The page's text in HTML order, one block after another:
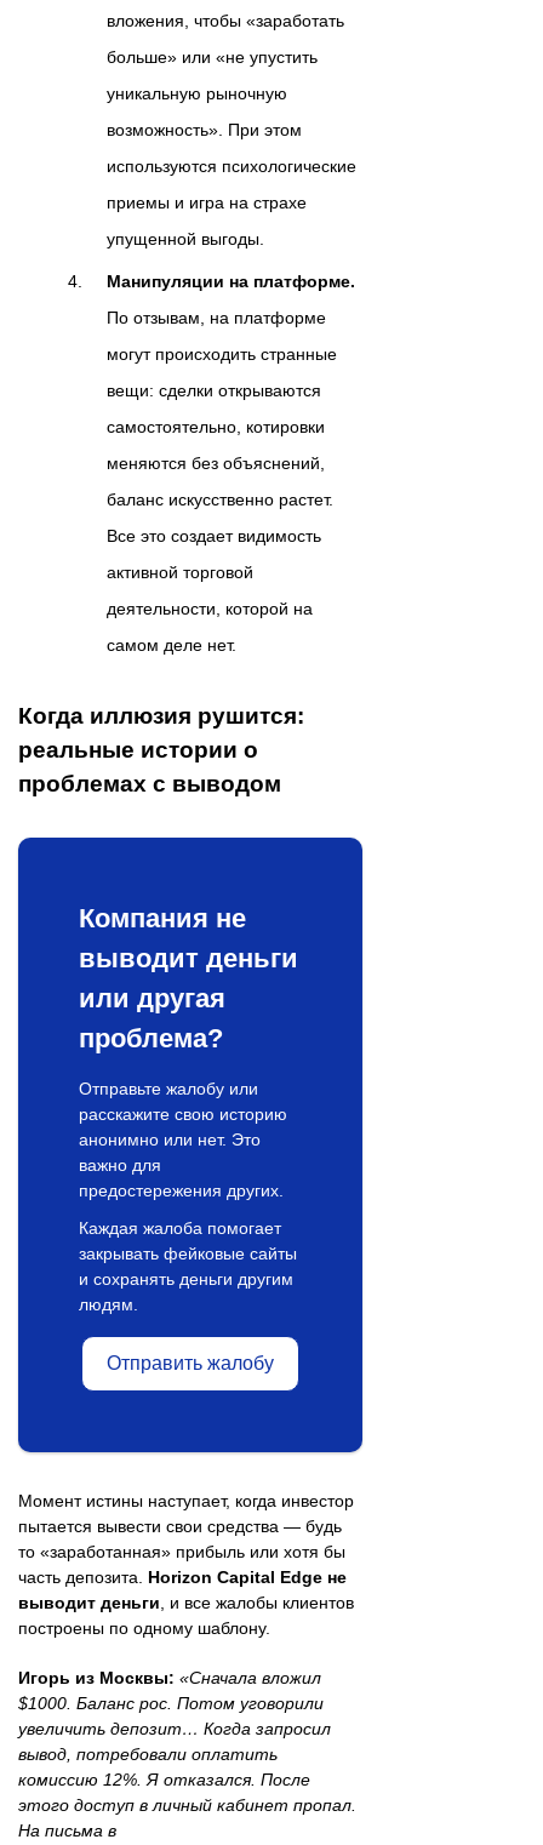
вложения, чтобы «заработать
больше» или «не упустить
уникальную рыночную
возможность». При этом
используются психологические
приемы и игра на страхе
упущенной выгоды.
Манипуляции на платформе.
По отзывам, на платформе
могут происходить странные
вещи: сделки открываются
самостоятельно, котировки
меняются без объяснений,
баланс искусственно растет.
Все это создает видимость
активной торговой
деятельности, которой на
самом деле нет.
Когда иллюзия рушится:
реальные истории о
проблемах с выводом
Компания не
выводит деньги
или другая
проблема?
Отправьте жалобу или
расскажите свою историю
анонимно или нет. Это
важно для
предостережения других.
Каждая жалоба помогает
закрывать фейковые сайты
и сохранять деньги другим
людям.
Отправить жалобу
Момент истины наступает, когда инвестор
пытается вывести свои средства — будь
то «заработанная» прибыль или хотя бы
часть депозита. Horizon Capital Edge не
выводит деньги , и все жалобы клиентов
построены по одному шаблону.
Игорь из Москвы: «Сначала вложил
$1000. Баланс рос. Потом уговорили
увеличить депозит… Когда запросил
вывод, потребовали оплатить
комиссию 12%. Я отказался. После
этого доступ в личный кабинет пропал.
На письма в